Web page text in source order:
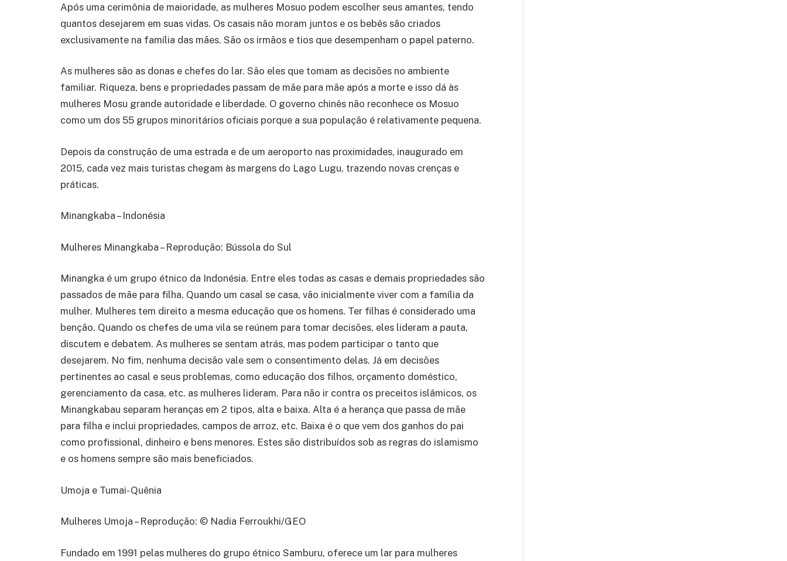
Após uma cerimônia de maioridade, as mulheres Mosuo podem escolher seus amantes, tendo
quantos desejarem em suas vidas. Os casais não moram juntos e os bebês são criados
exclusivamente na família das mães. São os irmãos e tios que desempenham o papel paterno.
As mulheres são as donas e chefes do lar. São eles que tomam as decisões no ambiente
familiar. Riqueza, bens e propriedades passam de mãe para mãe após a morte e isso dá às
mulheres Mosu grande autoridade e liberdade. O governo chinês não reconhece os Mosuo
como um dos 55 grupos minoritários oficiais porque a sua população é relativamente pequena.
Depois da construção de uma estrada e de um aeroporto nas proximidades, inaugurado em
2015, cada vez mais turistas chegam às margens do Lago Lugu, trazendo novas crenças e
práticas.
Minangkaba – Indonésia
Mulheres Minangkaba – Reprodução: Bússola do Sul
Minangka é um grupo étnico da Indonésia. Entre eles todas as casas e demais propriedades são
passados de mãe para filha. Quando um casal se casa, vão inicialmente viver com a família da
mulher. Mulheres tem direito a mesma educação que os homens. Ter filhas é considerado uma
benção. Quando os chefes de uma vila se reúnem para tomar decisões, eles lideram a pauta,
discutem e debatem. As mulheres se sentam atrás, mas podem participar o tanto que
desejarem. No fim, nenhuma decisão vale sem o consentimento delas. Já em decisões
pertinentes ao casal e seus problemas, como educação dos filhos, orçamento doméstico,
gerenciamento da casa, etc. as mulheres lideram. Para não ir contra os preceitos islâmicos, os
Minangkabau separam heranças em 2 tipos, alta e baixa. Alta é a herança que passa de mãe
para filha e inclui propriedades, campos de arroz, etc. Baixa é o que vem dos ganhos do pai
como profissional, dinheiro e bens menores. Estes são distribuídos sob as regras do islamismo
e os homens sempre são mais beneficiados.
Umoja e Tumai- Quênia
Mulheres Umoja – Reprodução: © Nadia Ferroukhi/GEO
Fundado em 1991 pelas mulheres do grupo étnico Samburu, oferece um lar para mulheres